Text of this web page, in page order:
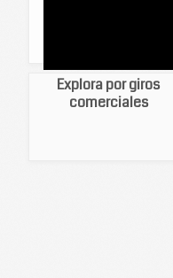
Explora por giros
comerciales